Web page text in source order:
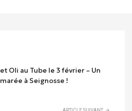
Oli au Tube le 3 février – Un
à Seignosse !